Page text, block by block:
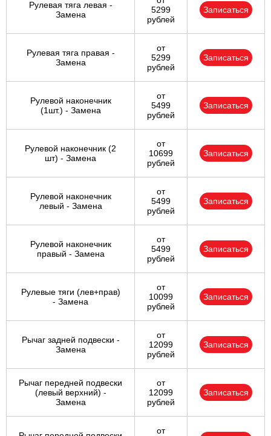
Рулевая тяга левая -
Замена
5299
рублей
Записаться
Рулевая тяга правая -
Замена
от
5299
рублей
Записаться
Рулевой наконечник
(1шт.) - Замена
от
5499
рублей
Записаться
Рулевой наконечник (2
шт) - Замена
от
10699
рублей
Записаться
Рулевой наконечник
левый - Замена
от
5499
рублей
Записаться
Рулевой наконечник
правый - Замена
от
5499
рублей
Записаться
Рулевые тяги (лев+прав)
- Замена
от
10099
рублей
Записаться
Рычаг задней подвески -
Замена
от
12099
рублей
Записаться
Рычаг передней подвески
(левый верхний) -
Замена
от
12099
рублей
Записаться
от